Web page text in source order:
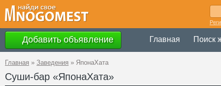
Добавить объявление Главная Поиск
Главная » Заведения » ЯпонаХата
Суши-бар «ЯпонаХата»